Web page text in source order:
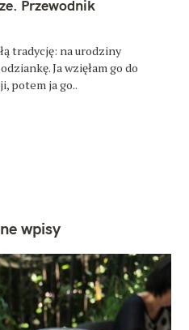
Przewodnik
tradycję: na urodziny
Ja wzięłam go do
potem ja go..
wpisy